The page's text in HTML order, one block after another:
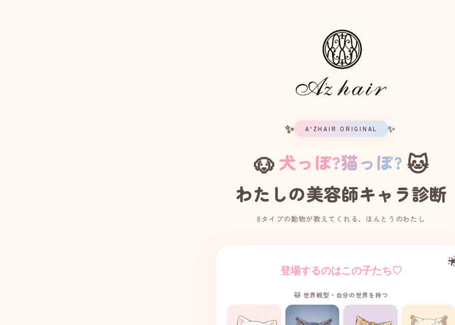
A'ZHAIR ORIGINAL
🐶 犬っぽ?猫っぽ? 🐱
わたしの美容師キャラ診断
8タイプの動物が教えてくれる、ほんとうのわたし
登場するのはこの子たち♡
🐱 世界観型・自分の世界を持つ